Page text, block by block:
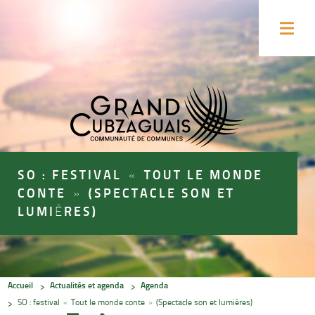
Ouvrir
le
SO : FESTIVAL « TOUT LE MONDE
CONTE » (SPECTACLE SON ET
LUMIÈRES)
Accueil Actualités et agenda
Agenda
SO : festival « Tout le monde conte » (Spectacle son et lumières)